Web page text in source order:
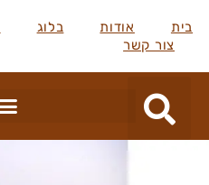
בית אודות בלוג
צור קשר